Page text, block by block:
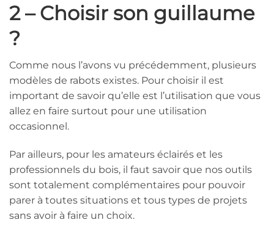
2 – Choisir son guillaume
?
Comme nous l’avons vu précédemment, plusieurs
modèles de rabots existes. Pour choisir il est
important de savoir qu’elle est l’utilisation que vous
allez en faire surtout pour une utilisation
occasionnel.
Par ailleurs, pour les amateurs éclairés et les
professionnels du bois, il faut savoir que nos outils
sont totalement complémentaires pour pouvoir
parer à toutes situations et tous types de projets
sans avoir à faire un choix.